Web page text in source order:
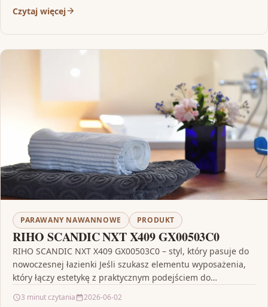
Czytaj więcej
PARAWANY NAWANNOWE PRODUKT
RIHO SCANDIC NXT X409 GX00503C0
RIHO SCANDIC NXT X409 GX00503C0 – styl, który pasuje do
nowoczesnej łazienki Jeśli szukasz elementu wyposażenia,
który łączy estetykę z praktycznym podejściem do
3 minut czytania 2026-06-02